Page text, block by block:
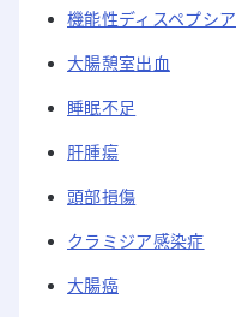
機能性ディスペプシア
大腸憩室出血
睡眠不足
肝腫瘍
頭部損傷
クラミジア感染症
大腸癌